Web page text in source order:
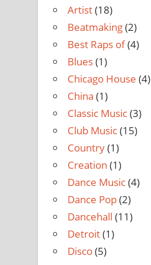
Artist(18)
Beatmaking(2)
Best Raps of(4)
Blues(1)
Chicago House (4)
China (1)
Classic Music(3)
Club Music(15)
Country(1)
Creation (1)
Dance Music(4)
Dance Pop(2)
Dancehall (11)
Detroit(1)
Disco(5)